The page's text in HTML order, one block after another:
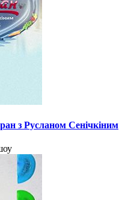
з Русланом Сенічкіним